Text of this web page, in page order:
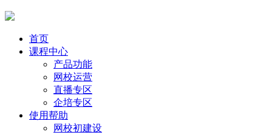
首页
课程中心
产品功能
网校运营
直播专区
企培专区
使用帮助
网校初建设